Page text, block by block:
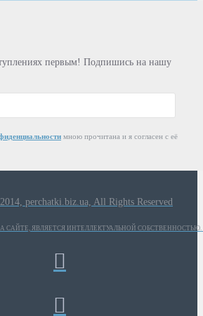
первым! Подпишись на нашу
мною прочитана и я согласен с её
perchatki.biz.ua, All Rights Reserved
ЯВЛЯЕТСЯ ИНТЕЛЛЕКТУАЛЬНОЙ